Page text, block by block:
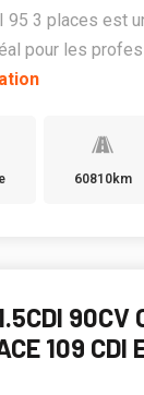
95 3 places est
pour les
60810km
90CV
109 CDI